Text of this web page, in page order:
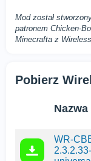
Mod został
patronem Chicken-
Minecrafta z
Pobierz
WR-
2.3.2.33-